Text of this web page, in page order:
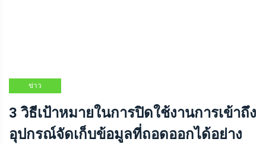
ข่าว
3 วิธีเป้าหมายในการปิดใช้งานการเข้าถึง
อุปกรณ์จัดเก็บข้อมูลที่ถอดออกได้อย่าง